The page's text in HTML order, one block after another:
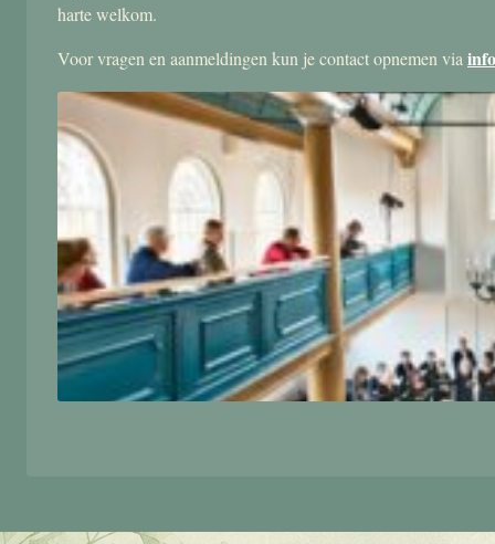
harte welkom.
Voor vragen en aanmeldingen kun je contact opnemen via